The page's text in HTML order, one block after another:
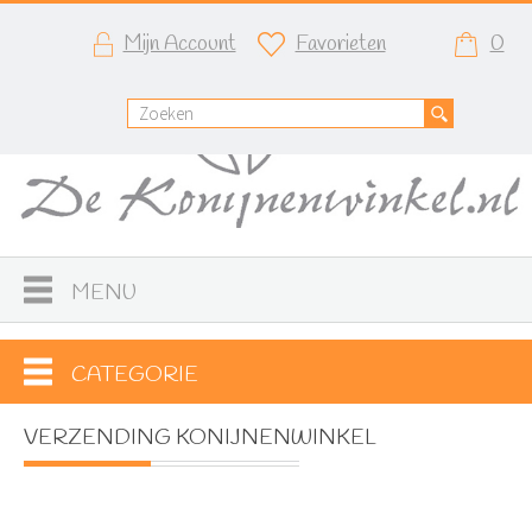
Mijn Account Favorieten 0
MENU
CATEGORIE
VERZENDING KONIJNENWINKEL